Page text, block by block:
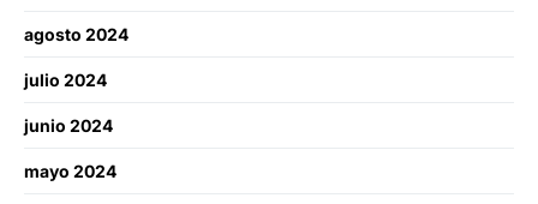
agosto 2024
julio 2024
junio 2024
mayo 2024